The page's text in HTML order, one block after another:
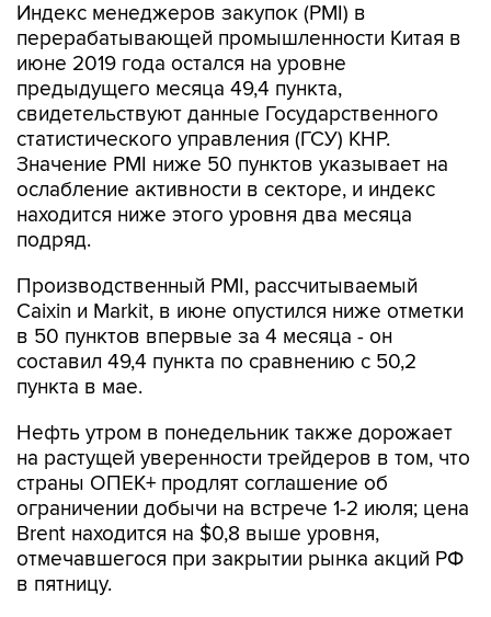
Индекс менеджеров закупок (PMI) в
перерабатывающей промышленности Китая в
июне 2019 года остался на уровне
предыдущего месяца 49,4 пункта,
свидетельствуют данные Государственного
статистического управления (ГСУ) КНР.
Значение PMI ниже 50 пунктов указывает на
ослабление активности в секторе, и индекс
находится ниже этого уровня два месяца
подряд.
Производственный PMI, рассчитываемый
Caixin и Markit, в июне опустился ниже отметки
в 50 пунктов впервые за 4 месяца - он
составил 49,4 пункта по сравнению с 50,2
пункта в мае.
Нефть утром в понедельник также дорожает
на растущей уверенности трейдеров в том, что
страны ОПЕК+ продлят соглашение об
ограничении добычи на встрече 1-2 июля; цена
Brent находится на $0,8 выше уровня,
отмечавшегося при закрытии рынка акций РФ
в пятницу.